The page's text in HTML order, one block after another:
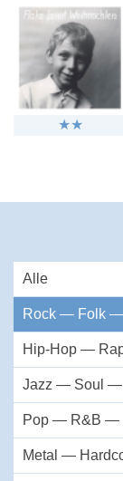
Alle
Rock — Folk
Hip-Hop —
Jazz — Soul —
Pop — R&B —
Metal —